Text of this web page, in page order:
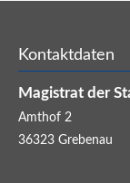
Kontaktdaten
Magistrat der
Amthof 2
36323 Grebenau